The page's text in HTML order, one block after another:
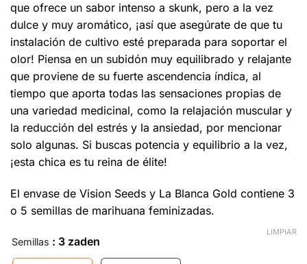
que ofrece un sabor intenso a skunk, pero a la vez
dulce y muy aromático, ¡así que asegúrate de que tu
instalación de cultivo esté preparada para soportar el
olor! Piensa en un subidón muy equilibrado y relajante
que proviene de su fuerte ascendencia índica, al
tiempo que aporta todas las sensaciones propias de
una variedad medicinal, como la relajación muscular y
la reducción del estrés y la ansiedad, por mencionar
solo algunas. Si buscas potencia y equilibrio a la vez,
¡esta chica es tu reina de élite!
El envase de Vision Seeds y La Blanca Gold contiene 3
o 5 semillas de marihuana feminizadas.
Semillas : 3 zaden
LIMPIAR